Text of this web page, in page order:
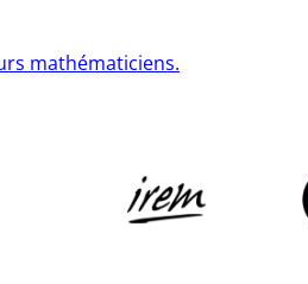
mathématiciens.